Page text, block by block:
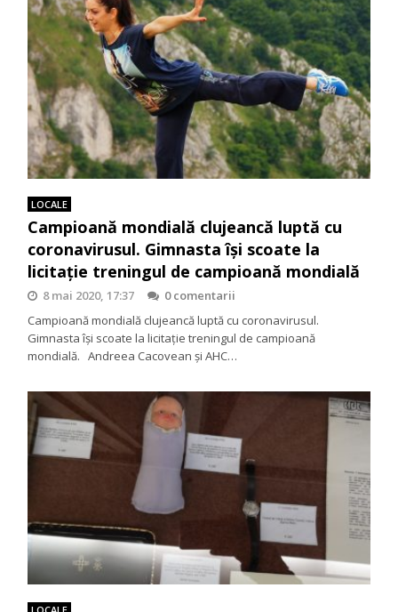
LOCALE
Campioană mondială clujeancă luptă cu
coronavirusul. Gimnasta îşi scoate la
licitaţie treningul de campioană mondială
8 mai 2020, 17:37
0 comentarii
Campioană mondială clujeancă luptă cu coronavirusul.
Gimnasta îşi scoate la licitaţie treningul de campioană
mondială. Andreea Cacovean şi AHC…